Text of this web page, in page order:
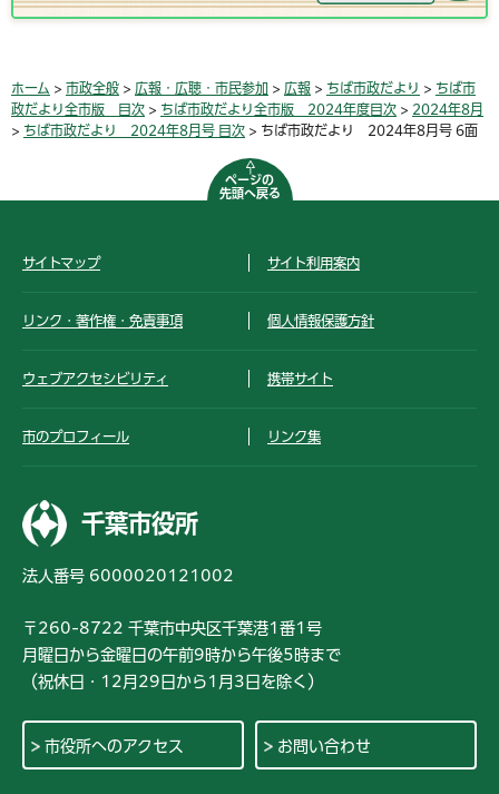
ホーム > 市政全般 > 広報・広聴・市民参加 > 広報 > ちば市政だより > ちば市
政だより全市版 目次 > ちば市政だより全市版 2024年度目次 > 2024年8月
> ちば市政だより 2024年8月号 目次 > ちば市政だより 2024年8月号 6面
ページの
先頭へ戻る
サイトマップ サイト利用案内
リンク・著作権・免責事項 個人情報保護方針
ウェブアクセシビリティ 携帯サイト
市のプロフィール リンク集
千葉市役所
法人番号 6000020121002
〒260-8722 千葉市中央区千葉港1番1号
月曜日から金曜日の午前9時から午後5時まで
（祝休日・12月29日から1月3日を除く）
市役所へのアクセス お問い合わせ